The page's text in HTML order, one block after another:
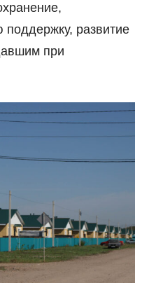
развитие
при